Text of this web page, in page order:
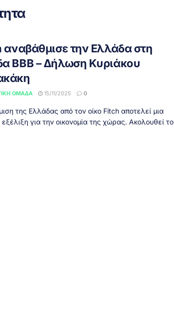
αναβάθμισε την Ελλάδα στη
BBB – Δήλωση Κυριάκου
ΟΜΆΔΑ 15/11/2025 0
της Ελλάδας από τον οίκο Fitch αποτελεί μια
εξέλιξη για την οικονομία της χώρας. Ακολουθεί το